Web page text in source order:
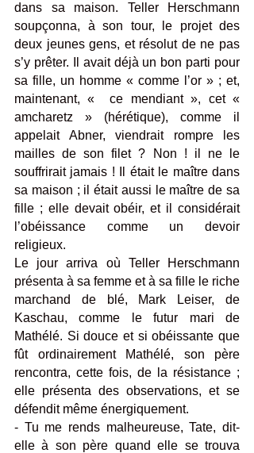
dans sa maison. Teller Herschmann
soupçonna, à son tour, le projet des
deux jeunes gens, et résolut de ne pas
s’y prêter. Il avait déjà un bon parti pour
sa fille, un homme « comme l’or » ; et,
maintenant, «  ce mendiant », cet «
amcharetz » (hérétique), comme il
appelait Abner, viendrait rompre les
mailles de son filet ? Non ! il ne le
souffrirait jamais ! Il était le maître dans
sa maison ; il était aussi le maître de sa
fille ; elle devait obéir, et il considérait
l’obéissance comme un devoir
religieux.
Le jour arriva où Teller Herschmann
présenta à sa femme et à sa fille le riche
marchand de blé, Mark Leiser, de
Kaschau, comme le futur mari de
Mathélé. Si douce et si obéissante que
fût ordinairement Mathélé, son père
rencontra, cette fois, de la résistance ;
elle présenta des observations, et se
défendit même énergiquement.
- Tu me rends malheureuse, Tate, dit-
elle à son père quand elle se trouva